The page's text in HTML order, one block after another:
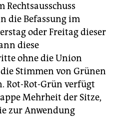
die Befassung im
oder Freitag dieser
diese
ohne die Union
Stimmen von Grünen
Rot-Rot-Grün verfügt
Mehrheit der Sitze,
zur Anwendung